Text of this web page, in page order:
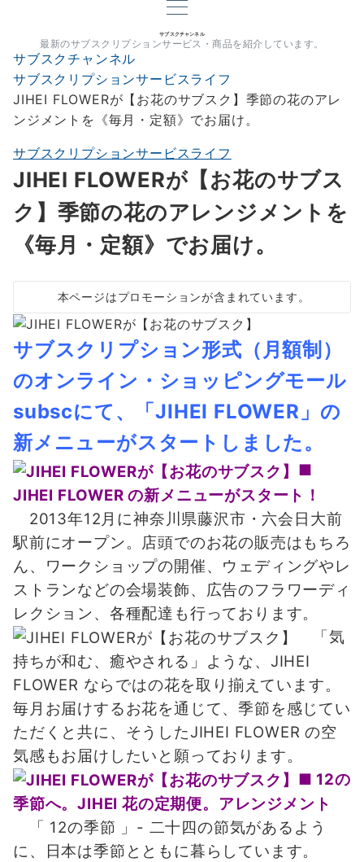
サブスクチャンネル
最新のサブスクリプションサービス・商品を紹介しています。
サブスクチャンネル
サブスクリプションサービスライフ
JIHEI FLOWERが【お花のサブスク】季節の花のアレ
ンジメントを《毎月・定額》でお届け。
サブスクリプションサービスライフ
JIHEI FLOWERが【お花のサブス
ク】季節の花のアレンジメントを
《毎月・定額》でお届け。
本ページはプロモーションが含まれています。
サブスクリプション形式（月額制）
のオンライン・ショッピングモール
subscにて、「JIHEI FLOWER」の
新メニューがスタートしました。
■
JIHEI FLOWER の新メニューがスタート！
2013年12月に神奈川県藤沢市・六会日大前
駅前にオープン。店頭でのお花の販売はもちろ
ん、ワークショップの開催、ウェディングやレ
ストランなどの会場装飾、広告のフラワーディ
レクション、各種配達も行っております。
「気
持ちが和む、癒やされる」ような、JIHEI
FLOWER ならではの花を取り揃えています。
毎月お届けするお花を通じて、季節を感じてい
ただくと共に、そうしたJIHEI FLOWER の空
気感もお届けしたいと願っております。
■ 12の
季節へ。JIHEI 花の定期便。アレンジメント
「 12の季節 」- 二十四の節気があるよう
に、日本は季節とともに暮らしています。